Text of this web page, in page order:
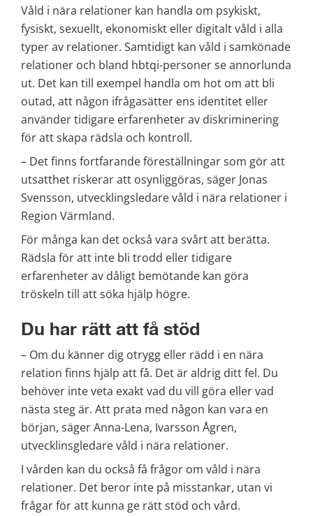
Våld i nära relationer kan handla om psykiskt,
fysiskt, sexuellt, ekonomiskt eller digitalt våld i alla
typer av relationer. Samtidigt kan våld i samkönade
relationer och bland hbtqi-personer se annorlunda
ut. Det kan till exempel handla om hot om att bli
outad, att någon ifrågasätter ens identitet eller
använder tidigare erfarenheter av diskriminering
för att skapa rädsla och kontroll.
– Det finns fortfarande föreställningar som gör att
utsatthet riskerar att osynliggöras, säger Jonas
Svensson, utvecklingsledare våld i nära relationer i
Region Värmland.
För många kan det också vara svårt att berätta.
Rädsla för att inte bli trodd eller tidigare
erfarenheter av dåligt bemötande kan göra
tröskeln till att söka hjälp högre.
Du har rätt att få stöd
– Om du känner dig otrygg eller rädd i en nära
relation finns hjälp att få. Det är aldrig ditt fel. Du
behöver inte veta exakt vad du vill göra eller vad
nästa steg är. Att prata med någon kan vara en
början, säger Anna-Lena, Ivarsson Ågren,
utvecklinsgledare våld i nära relationer.
I vården kan du också få frågor om våld i nära
relationer. Det beror inte på misstankar, utan vi
frågar för att kunna ge rätt stöd och vård.